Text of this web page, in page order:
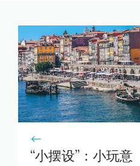
“小摆设”：小玩意